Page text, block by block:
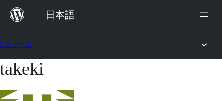
キ
プ
日本語
ォーラム
コ
テ
takeki